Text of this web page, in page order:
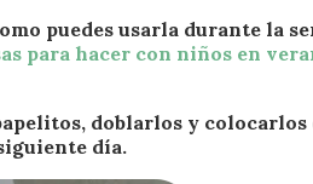
puedes usarla durante la
para hacer con niños en
doblarlos y colocarlos
día.